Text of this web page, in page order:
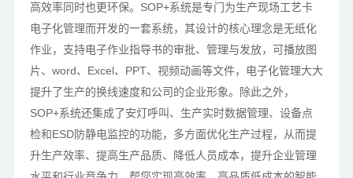
高效率同时也更环保。SOP+系统是专门为生产现场工艺卡
电子化管理而开发的一套系统，其设计的核心理念是无纸化
作业，支持电子作业指导书的审批、管理与发放，可播放图
片、word、Excel、PPT、视频动画等文件，电子化管理大大
提升了生产的换线速度和公司的企业形象。除此之外，
SOP+系统还集成了安灯呼叫、生产实时数据管理、设备点
检和ESD防静电监控的功能，多方面优化生产过程，从而提
升生产效率、提高生产品质、降低人员成本，提升企业管理